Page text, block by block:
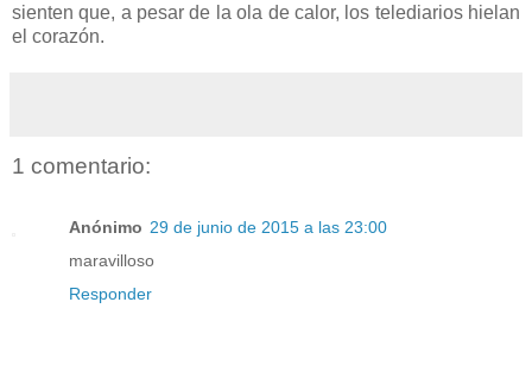
sienten que, a pesar de la ola de calor, los telediarios hielan
el corazón.
1 comentario:
Anónimo 29 de junio de 2015 a las 23:00
maravilloso
Responder